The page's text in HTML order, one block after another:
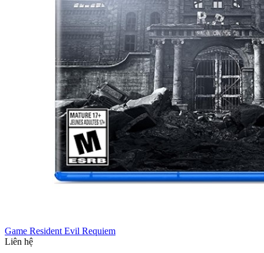
Game Resident Evil Requiem
Liên hệ